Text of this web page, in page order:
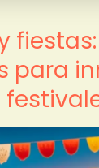
fiestas:
para